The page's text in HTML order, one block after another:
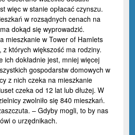
więc w stanie opłacać czynszu.
w rozsądnych cenach na
dokąd się wyprowadzić.
mieszkanie w Tower of Hamlets
z których większość ma rodziny.
ich dokładnie jest, mniej więcej
gospodarstw domowych w
z nich czeka na mieszkanie
czeka od 12 lat lub dłużej. W
zwolniło się 840 mieszkań.
– Gdyby mogli, to by nas
o urzędnikach.